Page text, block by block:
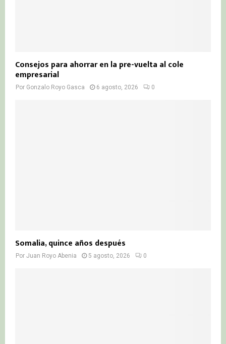
Consejos para ahorrar en la pre-vuelta al cole
empresarial
Por Gonzalo Royo Gasca 6 agosto, 2026 0
Somalia, quince años después
Por Juan Royo Abenia 5 agosto, 2026 0